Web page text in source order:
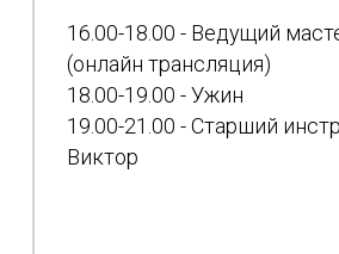
16.00-18.00 - Ведущий
(онлайн трансляция)
18.00-19.00 - Ужин
19.00-21.00 - Старший
Виктор